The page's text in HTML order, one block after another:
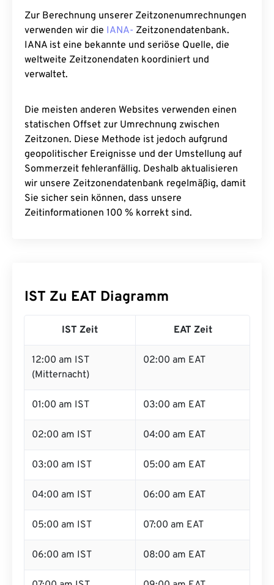
Zur Berechnung unserer Zeitzonenumrechnungen
verwenden wir die IANA- Zeitzonendatenbank.
IANA ist eine bekannte und seriöse Quelle, die
weltweite Zeitzonendaten koordiniert und
verwaltet.
Die meisten anderen Websites verwenden einen
statischen Offset zur Umrechnung zwischen
Zeitzonen. Diese Methode ist jedoch aufgrund
geopolitischer Ereignisse und der Umstellung auf
Sommerzeit fehleranfällig. Deshalb aktualisieren
wir unsere Zeitzonendatenbank regelmäßig, damit
Sie sicher sein können, dass unsere
Zeitinformationen 100 % korrekt sind.
IST Zu EAT Diagramm
IST Zeit EAT Zeit
12:00 am IST
(Mitternacht)
02:00 am EAT
01:00 am IST 03:00 am EAT
02:00 am IST 04:00 am EAT
03:00 am IST 05:00 am EAT
04:00 am IST 06:00 am EAT
05:00 am IST 07:00 am EAT
06:00 am IST 08:00 am EAT